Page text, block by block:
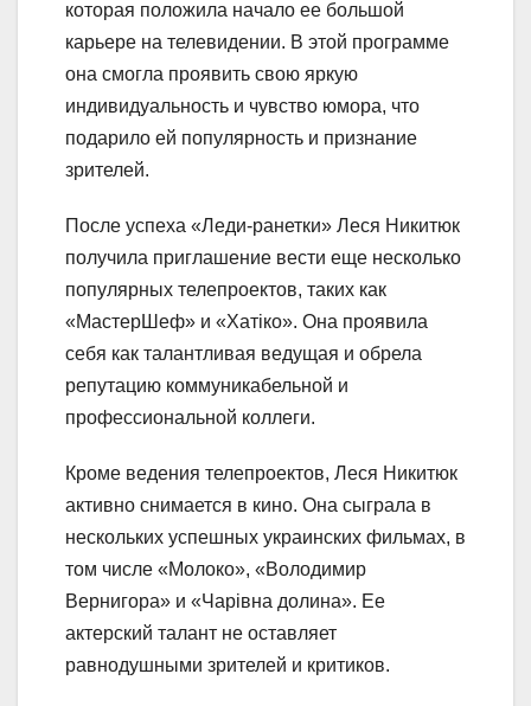
которая положила начало ее большой
карьере на телевидении. В этой программе
она смогла проявить свою яркую
индивидуальность и чувство юмора, что
подарило ей популярность и признание
зрителей.
После успеха «Леди-ранетки» Леся Никитюк
получила приглашение вести еще несколько
популярных телепроектов, таких как
«МастерШеф» и «Хатіко». Она проявила
себя как талантливая ведущая и обрела
репутацию коммуникабельной и
профессиональной коллеги.
Кроме ведения телепроектов, Леся Никитюк
активно снимается в кино. Она сыграла в
нескольких успешных украинских фильмах, в
том числе «Молоко», «Володимир
Вернигора» и «Чарівна долина». Ее
актерский талант не оставляет
равнодушными зрителей и критиков.